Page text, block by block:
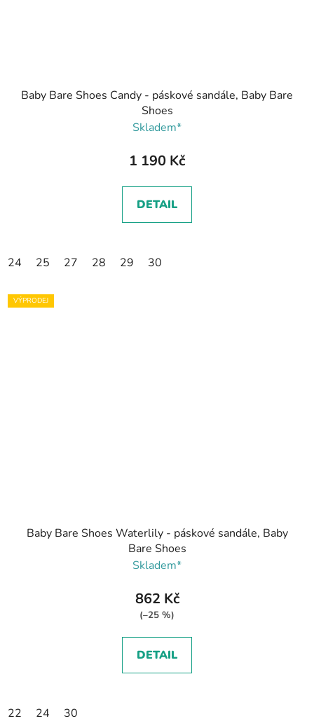
Baby Bare Shoes Candy - páskové sandále, Baby Bare
Shoes
Skladem*
1 190 Kč
DETAIL
24 25 27 28 29 30
VÝPRODEJ
Baby Bare Shoes Waterlily - páskové sandále, Baby
Bare Shoes
Skladem*
862 Kč
(–25 %)
DETAIL
22 24 30